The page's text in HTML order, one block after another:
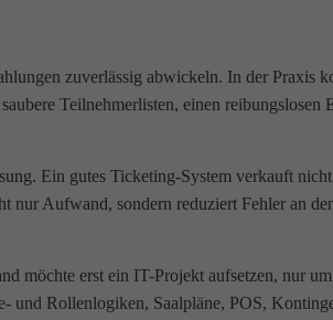
zuverlässig abwickeln. In der Praxis
Teilnehmerlisten, einen
Ein gutes Ticketing-System verkauft
Aufwand, sondern reduziert Fehler an
möchte erst ein IT-Projekt aufsetzen, nur
und Rollenlogiken, Saalpläne, POS,